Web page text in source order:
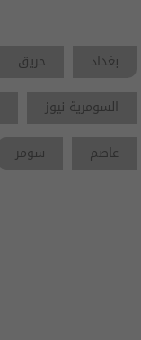
بغداد حريق
السومرية نيوز
عاصم
سومر